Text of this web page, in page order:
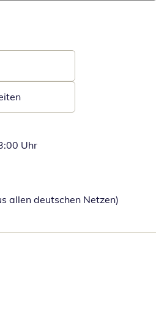
Uhr
allen deutschen Netzen)